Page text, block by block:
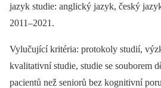
jazyk studie: anglický jazyk, český
2011–2021.
Vylučující kritéria: protokoly studií,
kvalitativní studie, studie se souborem
pacientů než seniorů bez kognitivní